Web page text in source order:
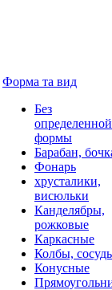
Форма та вид
Без
определенной
формы
Барабан,
Фонарь
хрусталики,
висюльки
Канделябры,
рожковые
Каркасные
Колбы,
Конусные